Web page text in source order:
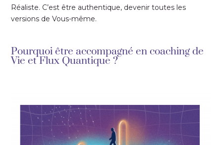
Réaliste. C’est être authentique, devenir toutes les
versions de Vous-même.
Pourquoi être accompagné en coaching de
Vie et Flux Quantique ?